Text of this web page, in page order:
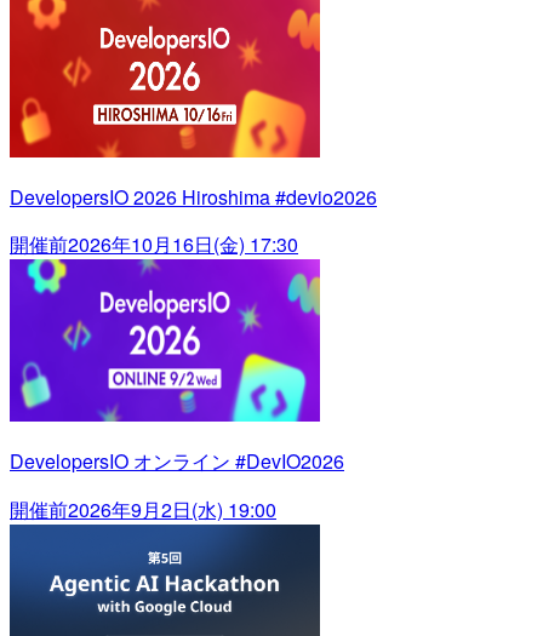
DevelopersIO 2026 Hiroshima #devio2026
開催前2026年10月16日(金) 17:30
DevelopersIO オンライン #DevIO2026
開催前2026年9月2日(水) 19:00